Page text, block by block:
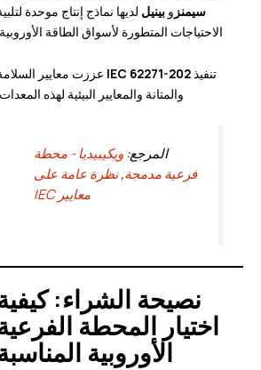
سيمنزوبينيللديها نماذج إنتاج موحدة لتلبية
الاحتياجات المتطورة لأسواق الطاقة الأوروبية.
تنفيذIEC 62271-202عززت معايير السلامة
والمتانة والمعايير البيئية لهذه المعدات.
المرجع:ويكيبيديا - محطة
فرعية مدمجة,نظرة عامة على
معايير IEC
نصيحة الشراء: كيفية
اختيار المحطة الفرعية
الأوروبية المناسبة